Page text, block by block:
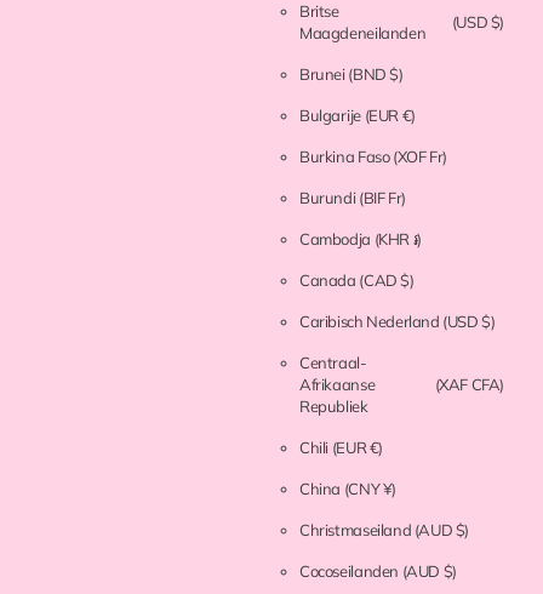
Britse
Maagdeneilanden
(USD $)
Brunei(BND $)
Bulgarije (EUR €)
Burkina Faso(XOF Fr)
Burundi(BIF Fr)
Cambodja (KHR ៛)
Canada (CAD $)
Caribisch Nederland (USD $)
Centraal-
Afrikaanse
Republiek
(XAF CFA)
Chili (EUR €)
China (CNY ¥)
Christmaseiland (AUD $)
Cocoseilanden (AUD $)